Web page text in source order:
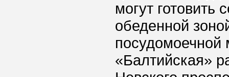
могут
обеденной
«Балтийская»